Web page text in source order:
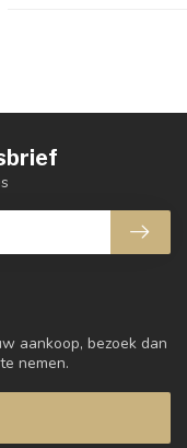
aankoop, bezoek dan
nemen.